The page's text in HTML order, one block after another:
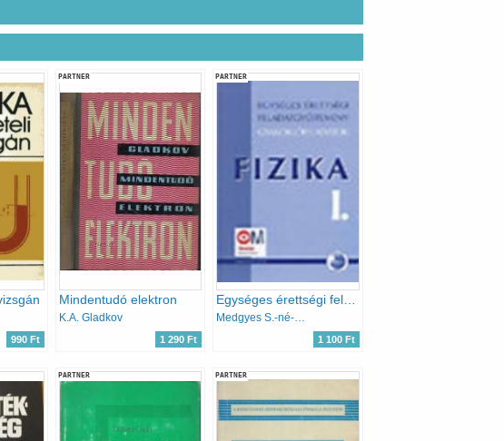
990 Ft
PARTNER
Mindentudó elektron
K.A. Gladkov
1 290 Ft
PARTNER
1 100 Ft
PARTNER PARTNER